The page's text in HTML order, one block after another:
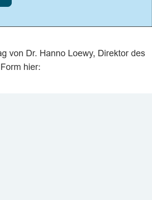
von Dr. Hanno Loewy, Direktor des
hier: